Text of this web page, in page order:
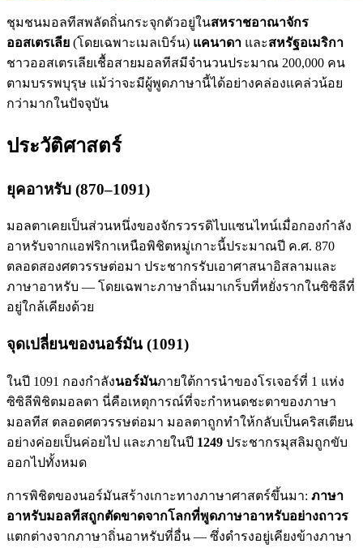
ชุมชนมอลทีสพลัดถิ่นกระจุกตัวอยู่ในสหราชอาณาจักร
ออสเตรเลีย (โดยเฉพาะเมลเบิร์น) แคนาดา และสหรัฐอเมริกา
ชาวออสเตรเลียเชื้อสายมอลทีสมีจำนวนประมาณ 200,000 คน
ตามบรรพบุรุษ แม้ว่าจะมีผู้พูดภาษานี้ได้อย่างคล่องแคล่วน้อย
กว่ามากในปัจจุบัน
ประวัติศาสตร์
ยุคอาหรับ (870–1091)
มอลตาเคยเป็นส่วนหนึ่งของจักรวรรดิไบแซนไทน์เมื่อกองกำลัง
อาหรับจากแอฟริกาเหนือพิชิตหมู่เกาะนี้ประมาณปี ค.ศ. 870
ตลอดสองศตวรรษต่อมา ประชากรรับเอาศาสนาอิสลามและ
ภาษาอาหรับ — โดยเฉพาะภาษาถิ่นมาเกร็บที่หยั่งรากในซิซิลีที่
อยู่ใกล้เคียงด้วย
จุดเปลี่ยนของนอร์มัน (1091)
ในปี 1091 กองกำลังนอร์มันภายใต้การนำของโรเจอร์ที่ 1 แห่ง
ซิซิลีพิชิตมอลตา นี่คือเหตุการณ์ที่จะกำหนดชะตาของภาษา
มอลทีส ตลอดศตวรรษต่อมา มอลตาถูกทำให้กลับเป็นคริสเตียน
อย่างค่อยเป็นค่อยไป และภายในปี 1249 ประชากรมุสลิมถูกขับ
ออกไปทั้งหมด
การพิชิตของนอร์มันสร้างเกาะทางภาษาศาสตร์ขึ้นมา: ภาษา
อาหรับมอลทีสถูกตัดขาดจากโลกที่พูดภาษาอาหรับอย่างถาวร
แตกต่างจากภาษาถิ่นอาหรับที่อื่น — ซึ่งดำรงอยู่เคียงข้างภาษา